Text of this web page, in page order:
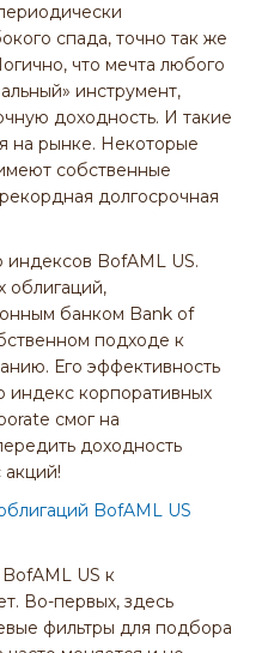
спада, точно так же
что мечта любого
инструмент,
доходность. И такие
на рынке. Некоторые
собственные
долгосрочная
BofAML US.
облигаций,
банком Bank of
подходе к
Его эффективность
индекс корпоративных
смог на
доходность
акций!
US к
Во-первых, здесь
фильтры для подбора